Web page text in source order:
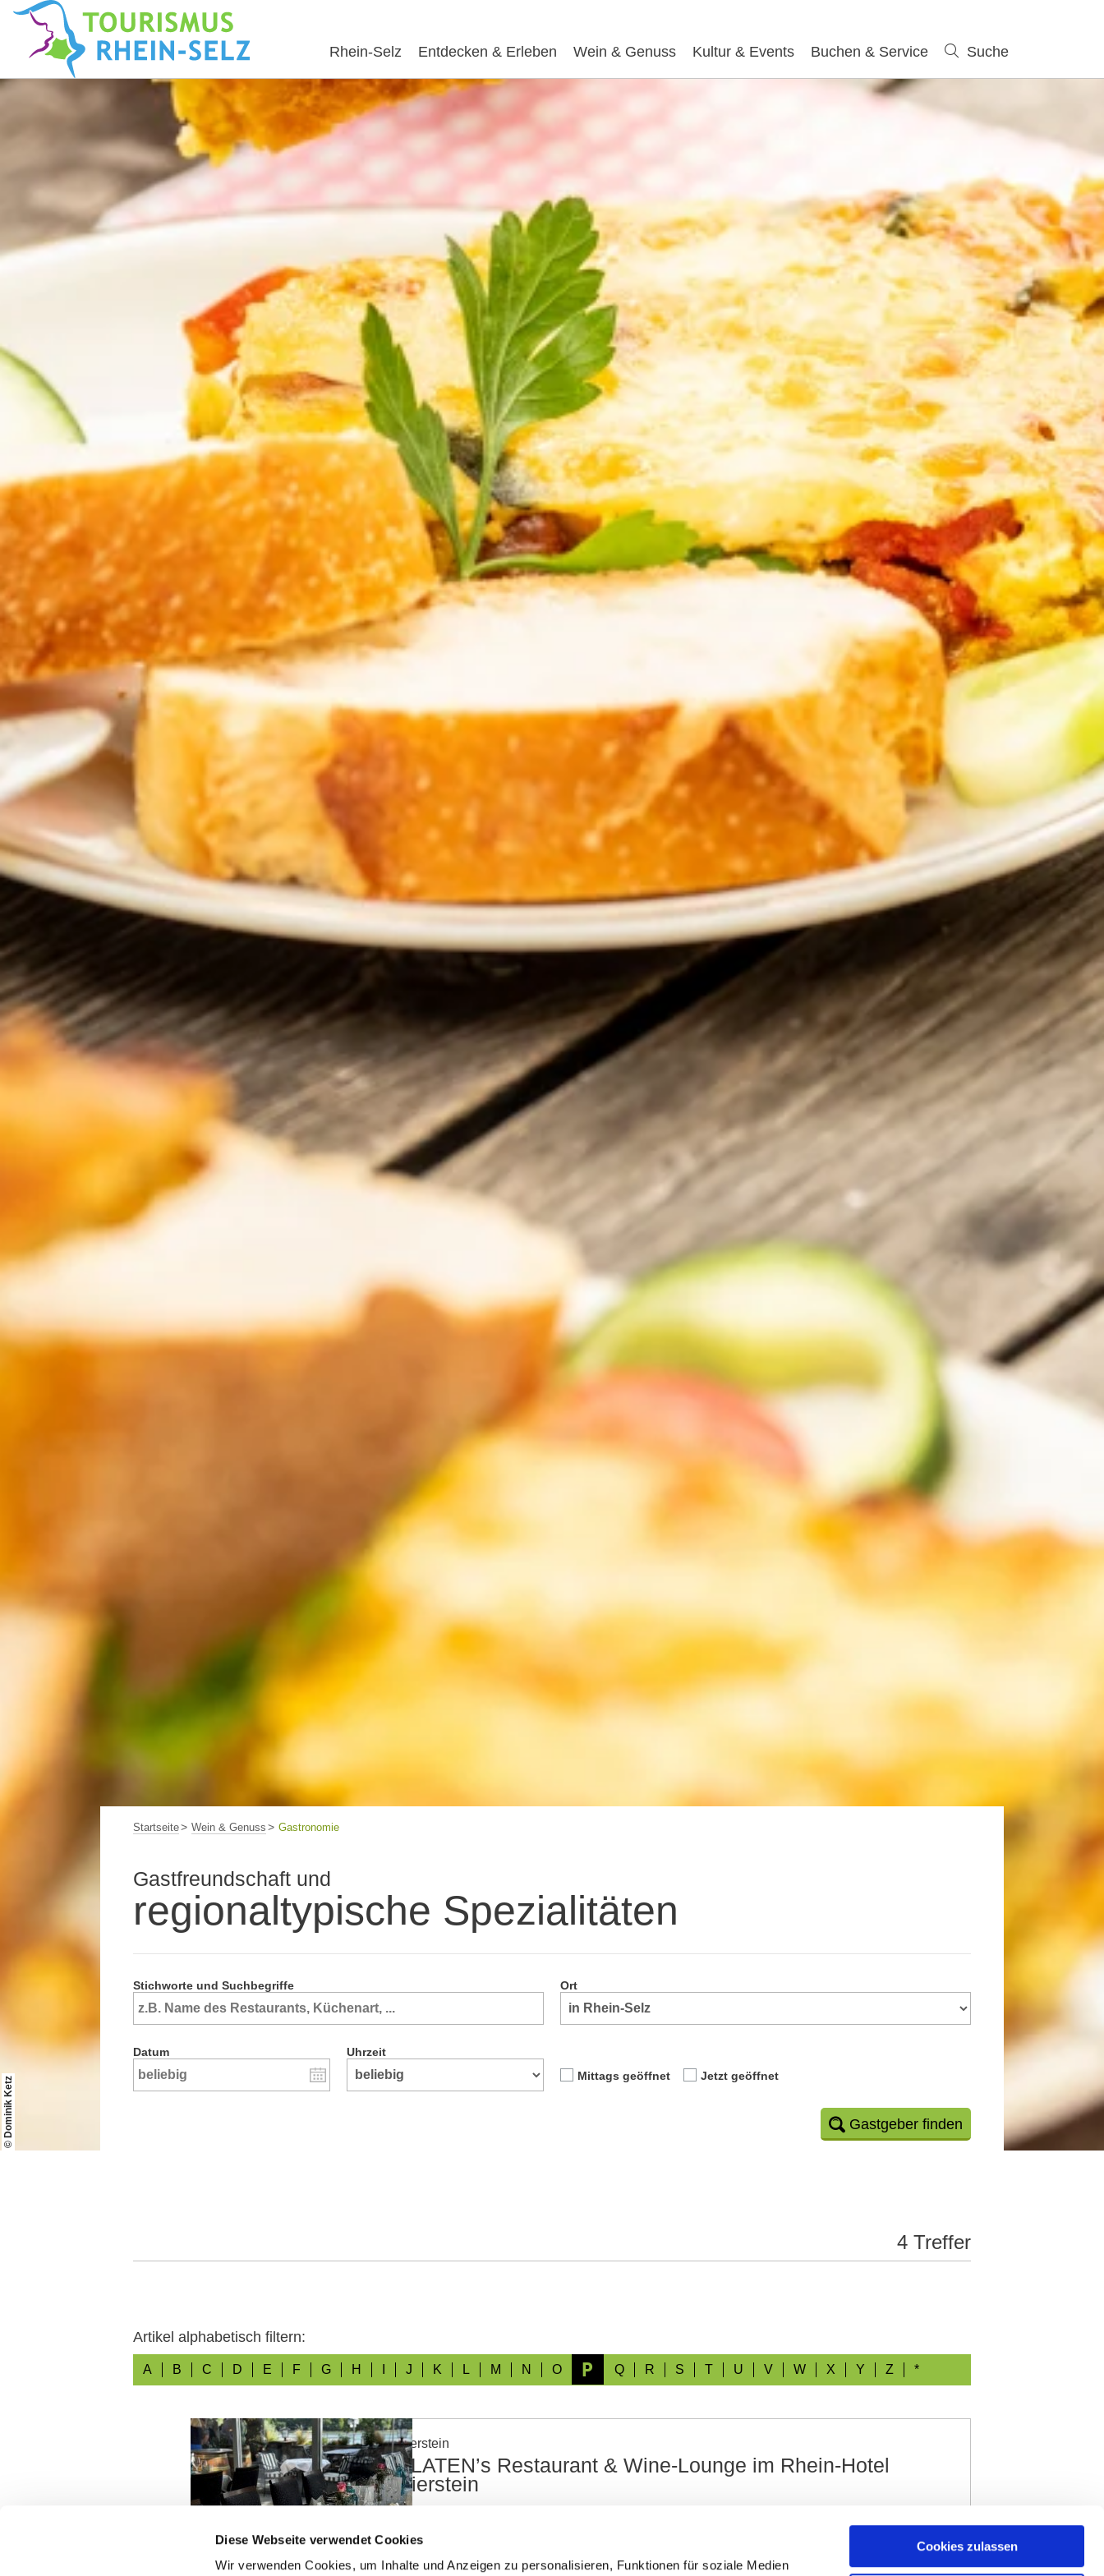
Diese Webseite verwendet Cookies
Wir verwenden Cookies, um Inhalte und Anzeigen zu personalisieren, Funktionen für soziale Medien
Cookies zulassen
Rhein-Selz Entdecken & Erleben Wein & Genuss Kultur & Events Buchen & Service Suche
© Dominik Ketz
Startseite Wein & Genuss Gastronomie
Gastfreundschaft und
regionaltypische Spezialitäten
Stichworte und Suchbegriffe Ort
Datum
Uhrzeit
Mittags geöffnet
Jetzt geöffnet
Gastgeber finden
4 Treffer
Artikel alphabetisch filtern:
A B C D E F G H J K L M N O P Q R S T U V W X Y Z *
Nierstein
PLATEN’s Restaurant & Wine-Lounge im Rhein-Hotel
Nierstein
Tapas Willkommen im Platen’s – der Gastronomie im Rhein-Hotel Nierstein. Gäste können hier
herzlichem Service im Wintergarten, der Wine-Lounge mit Kamin, dem Sonnendeck und auf der